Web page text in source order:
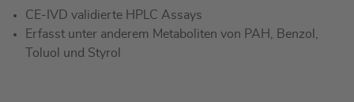
CE-IVD validierte HPLC Assays
Erfasst unter anderem Metaboliten von PAH, Benzol,
Toluol und Styrol